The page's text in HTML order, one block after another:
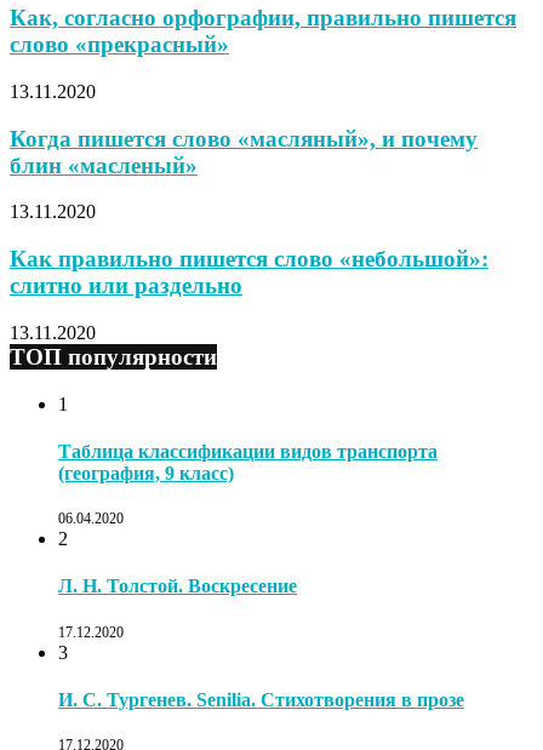
Как, согласно орфографии, правильно пишется
слово «прекрасный»
13.11.2020
Когда пишется слово «масляный», и почему
блин «масленый»
13.11.2020
Как правильно пишется слово «небольшой»:
слитно или раздельно
13.11.2020
ТОП популярности
1
Таблица классификации видов транспорта
(география, 9 класс)
06.04.2020
2
Л. Н. Толстой. Воскресение
17.12.2020
3
И. С. Тургенев. Senilia. Стихотворения в прозе
17.12.2020